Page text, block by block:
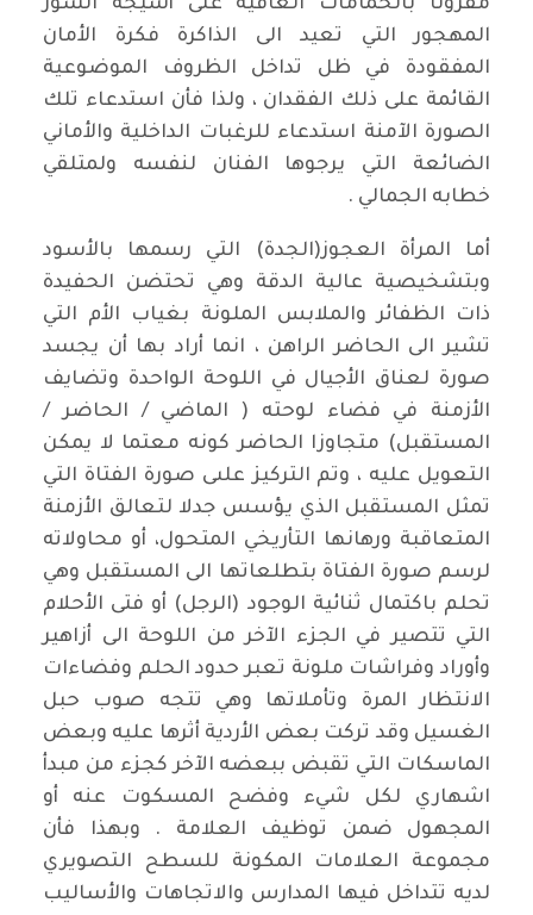
مقرونا بالحمامات الغافية على أسيجة السور
المهجور التي تعيد الى الذاكرة فكرة الأمان
المفقودة في ظل تداخل الظروف الموضوعية
القائمة على ذلك الفقدان ، ولذا فأن استدعاء تلك
الصورة الآمنة استدعاء للرغبات الداخلية والأماني
الضائعة التي يرجوها الفنان لنفسه ولمتلقي
خطابه الجمالي .
أما المرأة العجوز(الجدة) التي رسمها بالأسود
وبتشخيصية عالية الدقة وهي تحتضن الحفيدة
ذات الظفائر والملابس الملونة بغياب الأم التي
تشير الى الحاضر الراهن ، انما أراد بها أن يجسد
صورة لعناق الأجيال في اللوحة الواحدة وتضايف
الأزمنة في فضاء لوحته ( الماضي / الحاضر /
المستقبل) متجاوزا الحاضر كونه معتما لا يمكن
التعويل عليه ، وتم التركيز علىى صورة الفتاة التي
تمثل المستقبل الذي يؤسس جدلا لتعالق الأزمنة
المتعاقبة ورهانها التأريخي المتحول، أو محاولاته
لرسم صورة الفتاة بتطلعاتها الى المستقبل وهي
تحلم باكتمال ثنائية الوجود (الرجل) أو فتى الأحلام
التي تتصير في الجزء الآخر من اللوحة الى أزاهير
وأوراد وفراشات ملونة تعبر حدود الحلم وفضاءات
الانتظار المرة وتأملاتها وهي تتجه صوب حبل
الغسيل وقد تركت بعض الأردية أثرها عليه وبعض
الماسكات التي تقبض ببعضه الآخر كجزء من مبدأ
اشهاري لكل شيء وفضح المسكوت عنه أو
المجهول ضمن توظيف العلامة . وبهذا فأن
مجموعة العلامات المكونة للسطح التصويري
لديه تتداخل فيها المدارس والاتجاهات والأساليب